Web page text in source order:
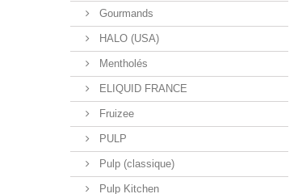
Gourmands
HALO (USA)
Mentholés
ELIQUID FRANCE
Fruizee
PULP
Pulp (classique)
Pulp Kitchen